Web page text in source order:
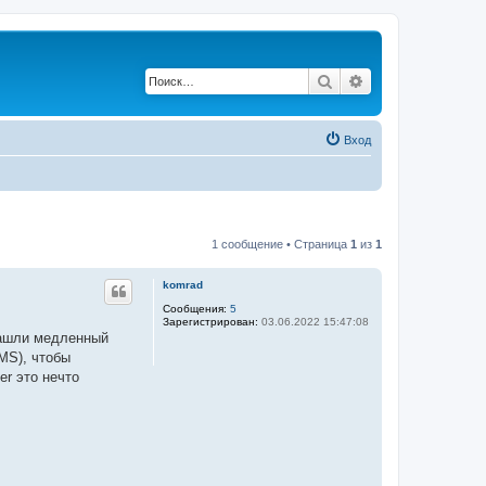
Поиск
Вход
1 сообщение • Страница 1 из 1
komrad
Сообщения: 5
Зарегистрирован: 03.06.2022 15:47:08
медленный
чтобы
это нечто